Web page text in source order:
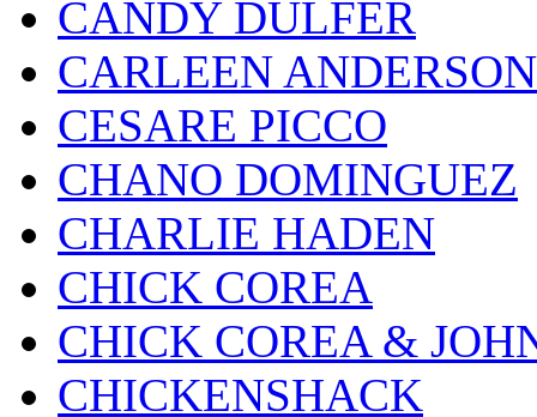
CANDY DULFER
CARLEEN ANDERSON
CESARE PICCO
CHANO DOMINGUEZ
CHARLIE HADEN
CHICK COREA
CHICK COREA &
CHICKENSHACK